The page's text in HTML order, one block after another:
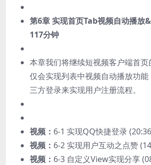
第6章 实现首页Tab视频自动播放
117分钟
本章我们将继续短视频客户端首
仅会实现列表中视频自动播放功
三方登录来实现用户注册流程。
视频： 6-1 实现QQ快捷登录
视频： 6-2 实现用户互动之点赞
视频： 6-3 自定义View实现分享